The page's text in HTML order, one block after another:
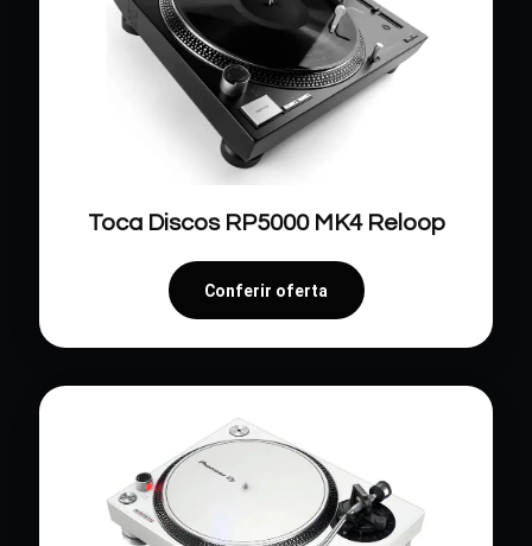
Toca Discos RP5000 MK4 Reloop
Conferir oferta